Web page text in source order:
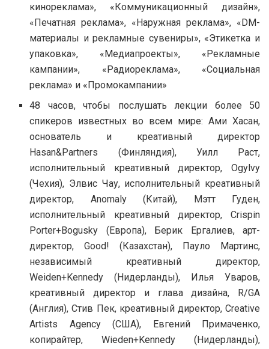
кинореклама», «Коммуникационный дизайн»,
«Печатная реклама», «Наружная реклама», «DM-
материалы и рекламные сувениры», «Этикетка и
упаковка», «Медиапроекты», «Рекламные
кампании», «Радиореклама», «Социальная
реклама» и «Промокампании»
48 часов, чтобы послушать лекции более 50
спикеров известных во всем мире: Ами Хасан,
основатель и креативный директор
Hasan&Partners (Финляндия), Уилл Раст,
исполнительный креативный директор, Ogylvy
(Чехия), Элвис Чау, исполнительный креативный
директор, Anomaly (Китай), Мэтт Гуден,
исполнительный креативный директор, Crispin
Porter+Bogusky (Европа), Берик Ергалиев, арт-
директор, Good! (Казахстан), Пауло Мартинс,
независимый креативный директор,
Weiden+Kennedy (Нидерланды), Илья Уваров,
креативный директор и глава дизайна, R/GA
(Англия), Стив Пек, креативный директор, Creative
Artists Agency (США), Евгений Примаченко,
копирайтер, Wieden+Kennedy (Нидерланды),